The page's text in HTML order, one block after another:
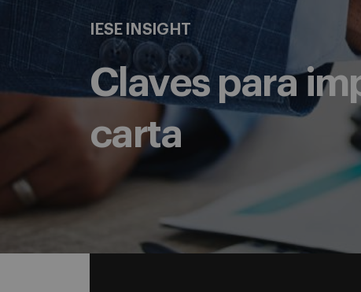
IESE INSIGHT
Claves para
carta